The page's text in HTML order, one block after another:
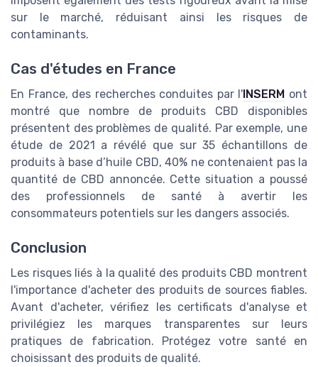
sur le marché, réduisant ainsi les risques de
contaminants.
Cas d'études en France
En France, des recherches conduites par l'INSERM ont
montré que nombre de produits CBD disponibles
présentent des problèmes de qualité. Par exemple, une
étude de 2021 a révélé que sur 35 échantillons de
produits à base d’huile CBD, 40% ne contenaient pas la
quantité de CBD annoncée. Cette situation a poussé
des professionnels de santé à avertir les
consommateurs potentiels sur les dangers associés.
Conclusion
Les risques liés à la qualité des produits CBD montrent
l'importance d'acheter des produits de sources fiables.
Avant d'acheter, vérifiez les certificats d'analyse et
privilégiez les marques transparentes sur leurs
pratiques de fabrication. Protégez votre santé en
choisissant des produits de qualité.